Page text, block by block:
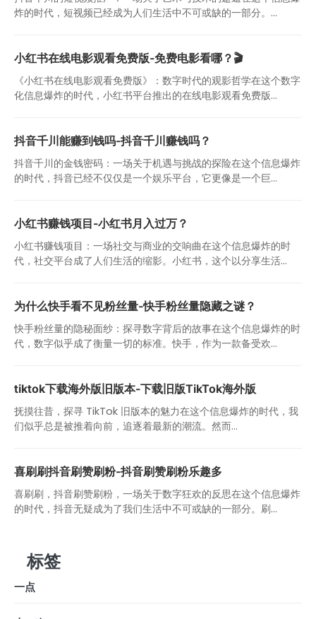
炸的时代，短视频已经成为人们生活中不可或缺的一部分。...
小红书在线电影观看免费版-免费电影看哪？🎬
《小红书在线电影观看免费版》：数字时代的观影哲学在这个数字
化信息爆炸的时代，小红书平台推出的在线电影观看免费版...
抖音千川能赚到钱吗-抖音千川赚钱吗？
抖音千川的金钱密码：一场关于机遇与挑战的探险在这个信息爆炸
的时代，抖音已经不仅仅是一个娱乐平台，它更像是一个巨...
小红书赚钱项目-小红书月入过万？
小红书赚钱项目：一场社交与商业的交响曲在这个信息爆炸的时
代，社交平台成了人们生活的缩影。小红书，这个以分享生活...
为什么快手看不见粉丝量-快手粉丝量隐藏之谜？
快手粉丝量的隐秘面纱：探寻数字背后的故事在这个信息爆炸的时
代，数字似乎成了衡量一切的标准。快手，作为一款备受欢...
tiktok下载海外版旧版本-下载旧版TikTok海外版
抚摸往昔，探寻 TikTok 旧版本的魅力在这个信息爆炸的时代，我
们似乎总是被推着向前，追逐着最新的潮流。然而...
喜刷刷抖音刷赞刷粉-抖音刷赞刷粉乐趣多
喜刷刷，抖音刷赞刷粉，一场关于数字狂欢的反思在这个信息爆炸
的时代，抖音无疑成为了我们生活中不可或缺的一部分。刷...
标签
一点